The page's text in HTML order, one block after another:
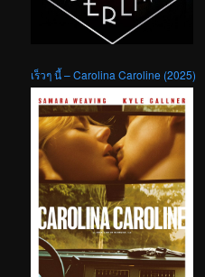
เร็วๆ นี้ – Carolina Caroline (2025)